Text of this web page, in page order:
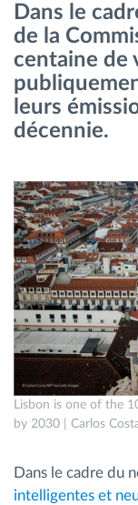
Gestion de
Planification
Identification
Comment nous
d'activité de
Calculatrice
Dans le
de la
centaine de
leurs
décennie.
Lisbon is one of the
by 2030 | Carlos
Dans le cadre du
intelligentes et